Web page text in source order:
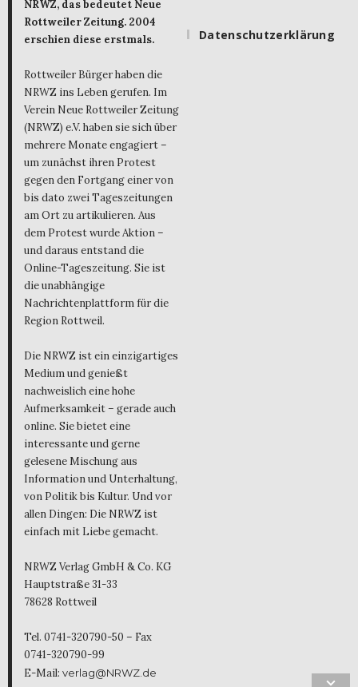
NRWZ, das bedeutet Neue
Rottweiler Zeitung. 2004
erschien diese erstmals.
Rottweiler Bürger haben die
NRWZ ins Leben gerufen. Im
Verein Neue Rottweiler Zeitung
(NRWZ) e.V. haben sie sich über
mehrere Monate engagiert –
um zunächst ihren Protest
gegen den Fortgang einer von
bis dato zwei Tageszeitungen
am Ort zu artikulieren. Aus
dem Protest wurde Aktion –
und daraus entstand die
Online-Tageszeitung. Sie ist
die unabhängige
Nachrichtenplattform für die
Region Rottweil.
Die NRWZ ist ein einzigartiges
Medium und genießt
nachweislich eine hohe
Aufmerksamkeit – gerade auch
online. Sie bietet eine
interessante und gerne
gelesene Mischung aus
Information und Unterhaltung,
von Politik bis Kultur. Und vor
allen Dingen: Die NRWZ ist
einfach mit Liebe gemacht.
NRWZ Verlag GmbH & Co. KG
Hauptstraße 31-33
78628 Rottweil
Tel. 0741-320790-50 – Fax
0741-320790-99
E-Mail: verlag@NRWZ.de
Datenschutzerklärung